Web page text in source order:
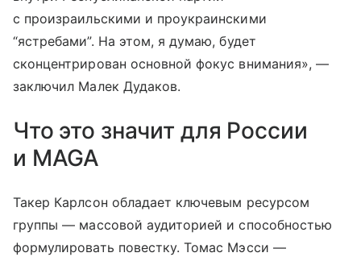
с произраильскими и проукраинскими
“ястребами”. На этом, я думаю, будет
сконцентрирован основной фокус внимания», —
заключил Малек Дудаков.
Что это значит для России
и MAGA
Такер Карлсон обладает ключевым ресурсом
группы — массовой аудиторией и способностью
формулировать повестку. Томас Мэсси —